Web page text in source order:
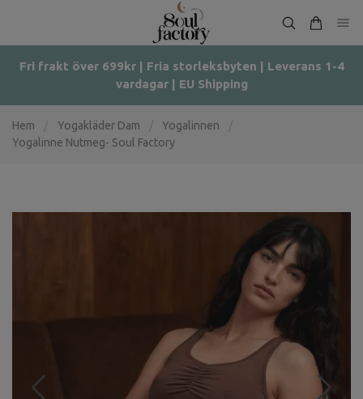
Fri frakt över 699kr | Fria storleksbyten | Leverans 1-4
vardagar | EU Shipping
Hem Yogakläder Dam Yogalinnen
Yogalinne Nutmeg- Soul Factory